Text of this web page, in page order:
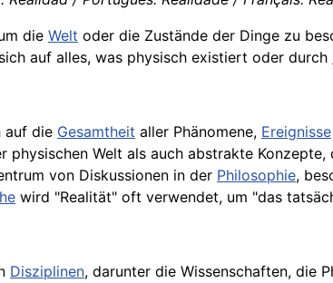
die Welt oder die Zustände der Dinge zu
auf alles, was physisch existiert oder durch
auf die Gesamtheit aller Phänomene, Ereignisse
physischen Welt als auch abstrakte
von Diskussionen in der Philosophie,
wird "Realität" oft verwendet, um "das
Disziplinen, darunter die Wissenschaften, die